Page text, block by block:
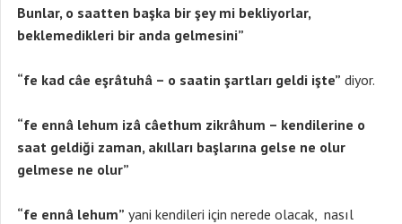
Bunlar, o saatten başka bir şey mi bekliyorlar,
beklemedikleri bir anda gelmesini”
“fe kad câe eşrâtuhâ – o saatin şartları geldi işte” diyor.
“fe ennâ lehum izâ câethum zikrâhum – kendilerine o
saat geldiği zaman, akılları başlarına gelse ne olur
gelmese ne olur”
“fe ennâ lehum” yani kendileri için nerede olacak, nasıl